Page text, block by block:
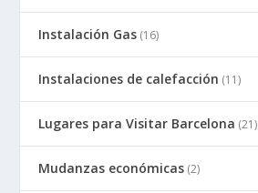
Instalación Gas (16)
Instalaciones de calefacción (11)
Lugares para Visitar Barcelona (21)
Mudanzas económicas (2)